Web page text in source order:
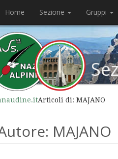
Home Sezione Gruppi
Articoli di: MAJANO
MAJANO